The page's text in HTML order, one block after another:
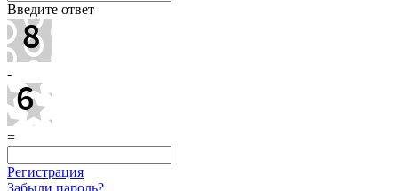
Введите ответ
-
=
Регистрация
Забыли пароль?